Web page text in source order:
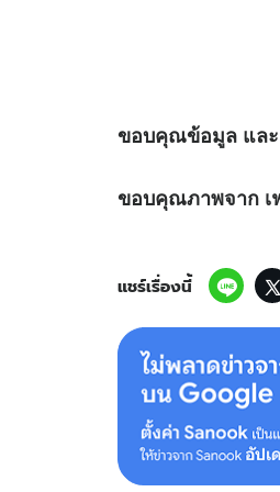
ขอบคุณข้อมูล และ
ขอบคุณภาพจาก
แชร์เรื่องนี้